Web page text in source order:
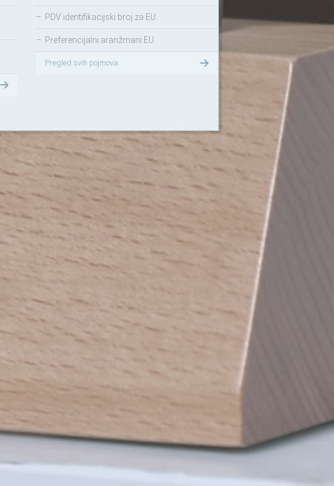
– PDV identifikacijski broj za EU
– Preferencijalni aranžmani EU
Pregled svih pojmova